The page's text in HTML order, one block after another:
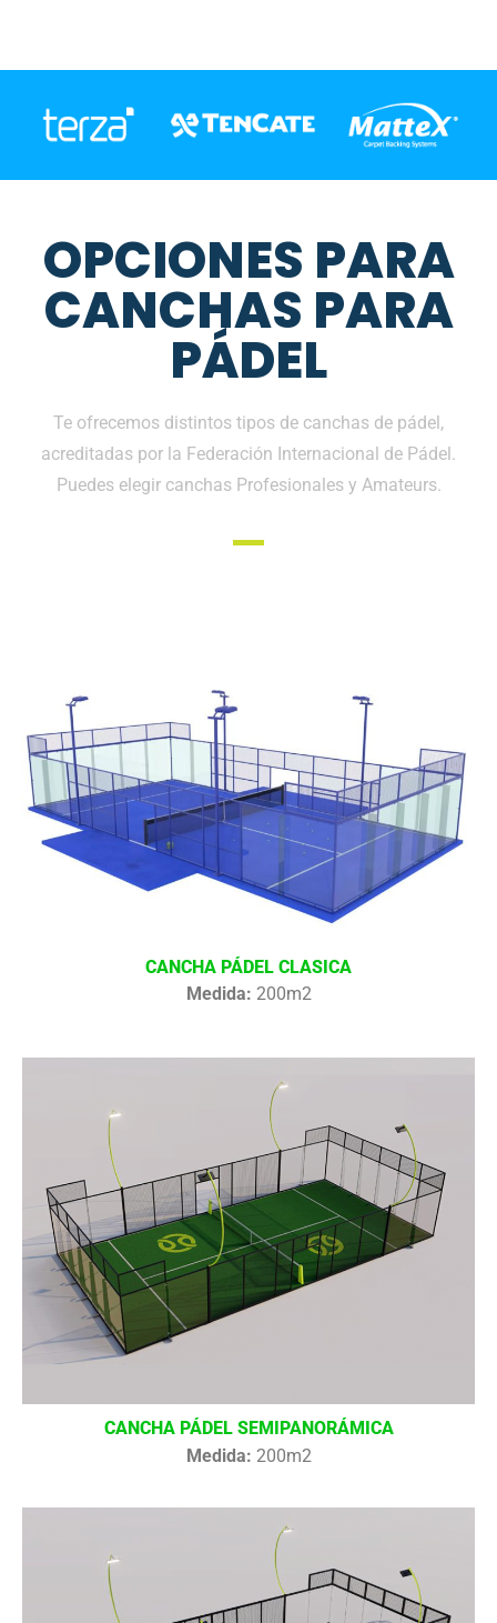
OPCIONES PARA
CANCHAS PARA
PÁDEL
Te ofrecemos distintos tipos de canchas de pádel,
acreditadas por la Federación Internacional de Pádel.
Puedes elegir canchas Profesionales y Amateurs.
CANCHA PÁDEL CLASICA
Medida: 200m2
CANCHA PÁDEL SEMIPANORÁMICA
Medida: 200m2